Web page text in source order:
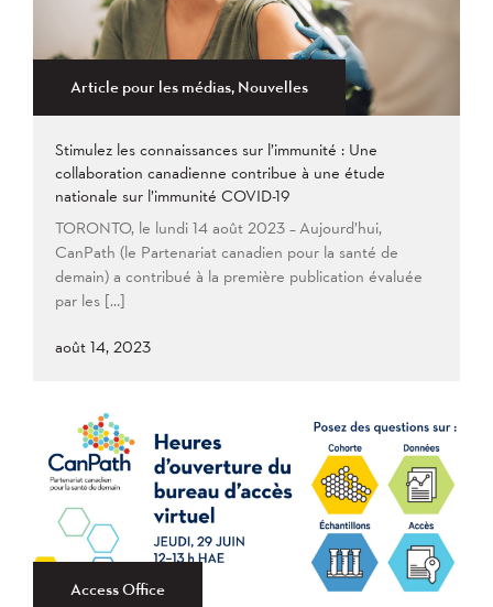
Article pour les médias, Nouvelles
Stimulez les connaissances sur l’immunité : Une
collaboration canadienne contribue à une étude
nationale sur l’immunité COVID-19
TORONTO, le lundi 14 août 2023 – Aujourd’hui,
CanPath (le Partenariat canadien pour la santé de
demain) a contribué à la première publication évaluée
par les […]
août 14, 2023
Access Office